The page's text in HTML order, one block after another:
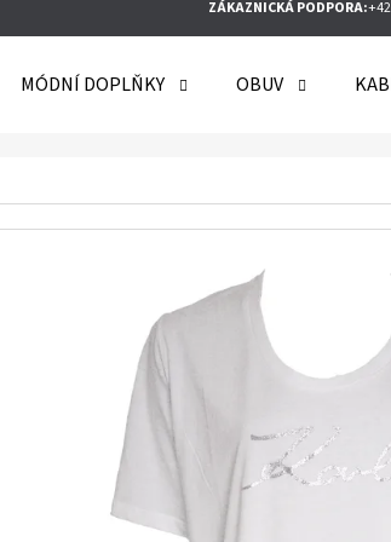
ZÁKAZNICKÁ PODPORA:
MÓDNÍ DOPLŇKY OBUV